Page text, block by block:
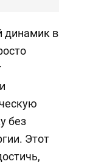
динамик в
без
Этот